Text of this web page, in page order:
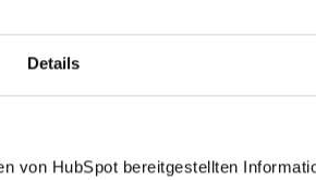
Details
von HubSpot bereitgestellten